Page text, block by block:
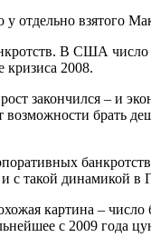
отдельно взятого
В США число
кризиса 2008.
закончился – и
брать
с такой динамикой
картина – число
с 2009 года